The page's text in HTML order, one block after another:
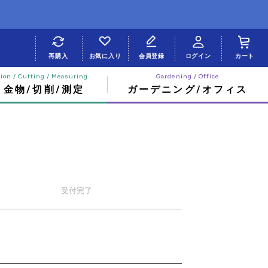
金物/切削/測定 ガーデニング/オフィス
再購入 お気に入り 会員登録 ログイン カート
受付完了